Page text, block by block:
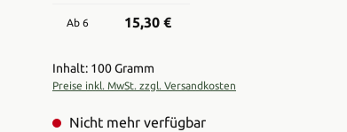
Ab 6 15,30 €
Inhalt: 100 Gramm
Preise inkl. MwSt. zzgl. Versandkosten
Nicht mehr verfügbar